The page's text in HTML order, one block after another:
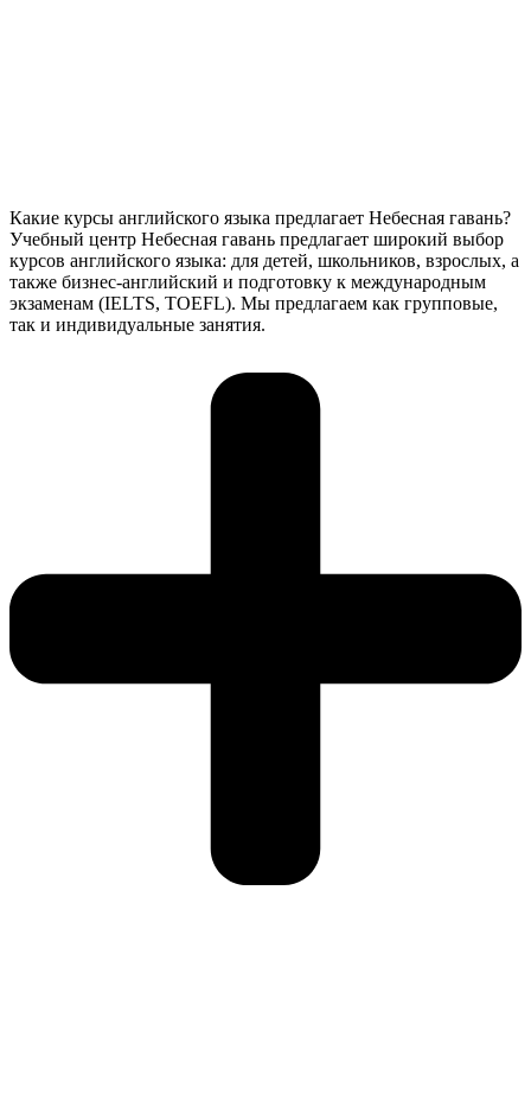
Какие курсы английского языка предлагает Небесная гавань?
Учебный центр Небесная гавань предлагает широкий выбор
курсов английского языка: для детей, школьников, взрослых, а
также бизнес-английский и подготовку к международным
экзаменам (IELTS, TOEFL). Мы предлагаем как групповые,
так и индивидуальные занятия.